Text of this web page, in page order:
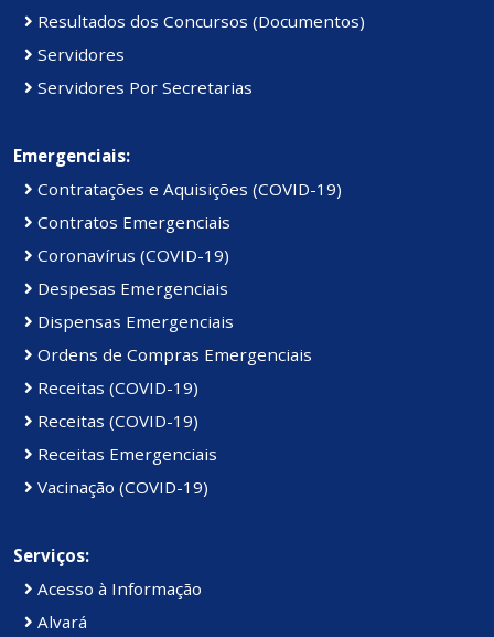
Resultados dos Concursos (Documentos)
Servidores
Servidores Por Secretarias
Emergenciais:
Contratações e Aquisições (COVID-19)
Contratos Emergenciais
Coronavírus (COVID-19)
Despesas Emergenciais
Dispensas Emergenciais
Ordens de Compras Emergenciais
Receitas (COVID-19)
Receitas (COVID-19)
Receitas Emergenciais
Vacinação (COVID-19)
Serviços:
Acesso à Informação
Alvará